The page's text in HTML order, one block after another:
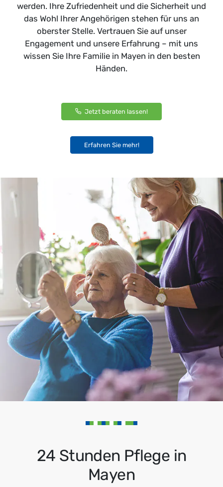
werden. Ihre Zufriedenheit und die Sicherheit und
das Wohl Ihrer Angehörigen stehen für uns an
oberster Stelle. Vertrauen Sie auf unser
Engagement und unsere Erfahrung – mit uns
wissen Sie Ihre Familie in Mayen in den besten
Händen.
Jetzt beraten lassen!
Erfahren Sie mehr!
24 Stunden Pflege in
Mayen